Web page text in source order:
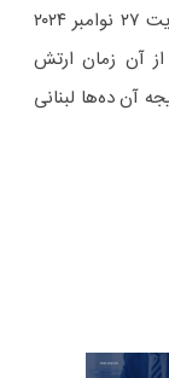
۲۳ سپتامبر به جنگی گسترده تبدیل شد. در نهایت ۲۷ نوامبر ۲۰۲۴
شد اما از آن زمان ارتش
در نتیجه آن ده‌ها لبنانی